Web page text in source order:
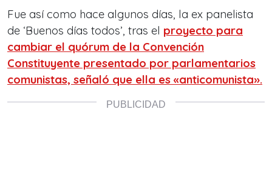
Fue así como hace algunos días, la ex panelista
de ‘Buenos días todos’, tras el proyecto para
cambiar el quórum de la Convención
Constituyente presentado por parlamentarios
comunistas, señaló que ella es «anticomunista».